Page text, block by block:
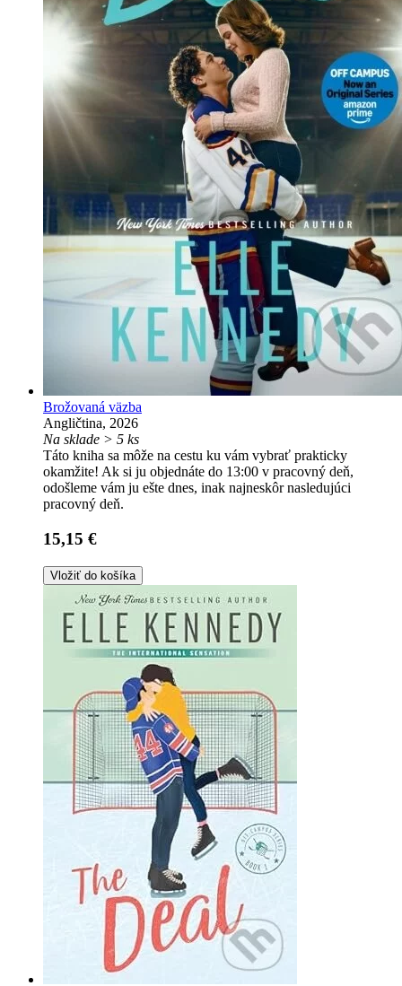
Brožovaná väzba
Angličtina, 2026
Na sklade > 5 ks
Táto kniha sa môže na cestu ku vám vybrať prakticky
okamžite! Ak si ju objednáte do 13:00 v pracovný deň,
odošleme vám ju ešte dnes, inak najneskôr nasledujúci
pracovný deň.
15,15 €
Vložiť do košíka